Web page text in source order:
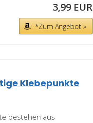
3,99 EUR
*Zum Angebot »
Klebepunkte
bestehen aus